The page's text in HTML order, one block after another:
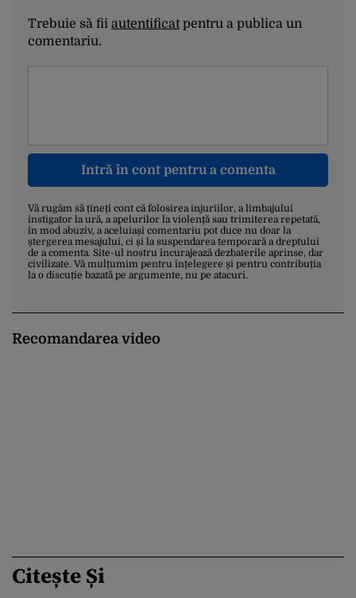
Trebuie să fii autentificatpentru a publica un
comentariu.
Intră în cont pentru a comenta
Vă rugăm să țineți cont că folosirea injuriilor, a limbajului
instigator la ură, a apelurilor la violență sau trimiterea repetată,
în mod abuziv, a aceluiași comentariu pot duce nu doar la
ștergerea mesajului, ci și la suspendarea temporară a dreptului
de a comenta. Site-ul nostru încurajează dezbaterile aprinse, dar
civilizate. Vă mulțumim pentru înțelegere și pentru contribuția
la o discuție bazată pe argumente, nu pe atacuri.
Recomandarea video
Citește Și